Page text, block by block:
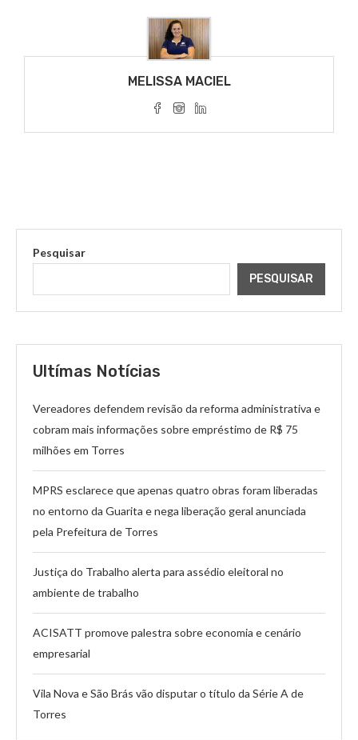
MELISSA MACIEL
Pesquisar
PESQUISAR
Ultímas Notícias
Vereadores defendem revisão da reforma administrativa e
cobram mais informações sobre empréstimo de R$ 75
milhões em Torres
MPRS esclarece que apenas quatro obras foram liberadas
no entorno da Guarita e nega liberação geral anunciada
pela Prefeitura de Torres
Justiça do Trabalho alerta para assédio eleitoral no
ambiente de trabalho
ACISATT promove palestra sobre economia e cenário
empresarial
Vila Nova e São Brás vão disputar o título da Série A de
Torres